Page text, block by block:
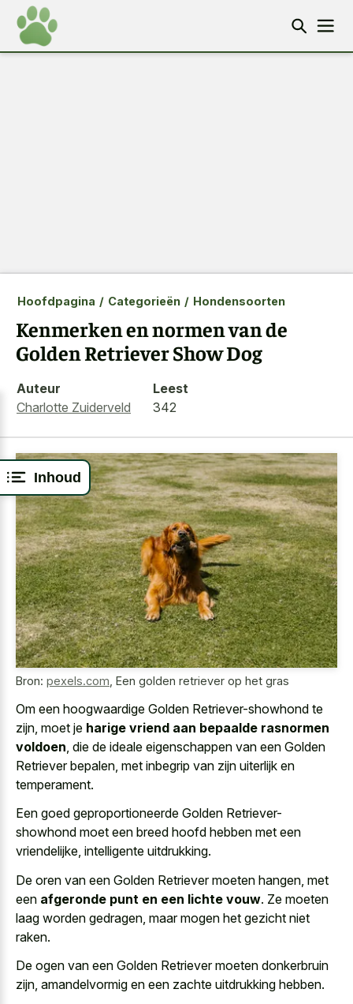
Inhoud
Hoofdpagina / Categorieën / Hondensoorten
Kenmerken en normen van de
Golden Retriever Show Dog
Auteur
Charlotte Zuiderveld
Leest
342
Bron: pexels.com Een golden retriever op het gras
Om een hoogwaardige Golden Retriever-showhond te
zijn, moet je harige vriend aan bepaalde rasnormen
voldoen , die de ideale eigenschappen van een Golden
Retriever bepalen, met inbegrip van zijn uiterlijk en
temperament.
Een goed geproportioneerde Golden Retriever-
showhond moet een breed hoofd hebben met een
vriendelijke, intelligente uitdrukking.
De oren van een Golden Retriever moeten hangen, met
een afgeronde punt en een lichte vouw. Ze moeten
laag worden gedragen, maar mogen het gezicht niet
raken.
De ogen van een Golden Retriever moeten donkerbruin
zijn, amandelvormig en een zachte uitdrukking hebben.